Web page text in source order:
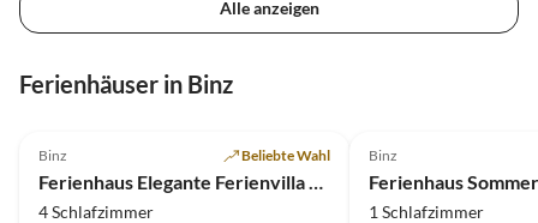
uns leider ein Grund zum Nicht-
Wiederkommen.
Alle anzeigen
Ferienhäuser in Binz
Binz Beliebte Wahl
Ferienhaus Elegante Ferienvilla am Schmachter See
4 Schlafzimmer
Binz
Ferienhaus
1 Schlafzimmer